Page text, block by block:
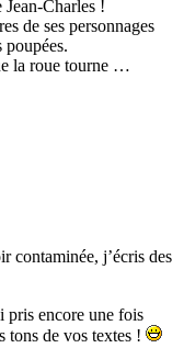
Charles !
de ses personnages
poupées.
la roue tourne …
contaminée, j’écris des
pris encore une fois
tons de vos textes !